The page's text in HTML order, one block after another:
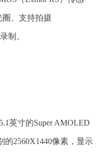
圈、支持拍摄
制。
英寸的Super AMOLED
的2560X1440像素，显示